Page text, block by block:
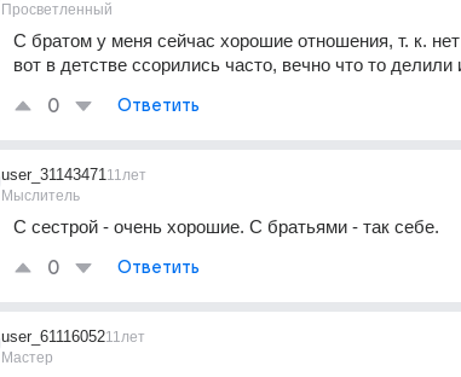
Просветленный
С братом у меня сейчас хорошие отношения, т. к.
вот в детстве ссорились часто, вечно что то
0 Ответить
user_31143471
Мыслитель
11лет
С сестрой - очень хорошие. С братьями - так себе.
0 Ответить
user_61116052
Мастер
11лет